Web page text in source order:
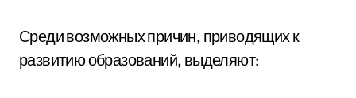
Среди возможных причин, приводящих к
развитию образований, выделяют: